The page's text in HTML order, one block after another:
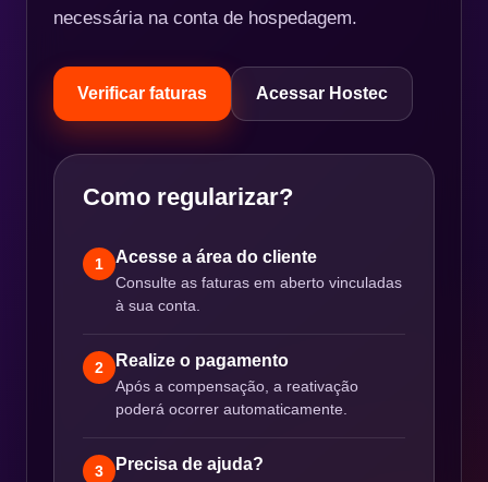
necessária na conta de hospedagem.
Verificar faturas Acessar Hostec
Como regularizar?
1 Acesse a área do cliente
Consulte as faturas em aberto vinculadas
à sua conta.
2 Realize o pagamento
Após a compensação, a reativação
poderá ocorrer automaticamente.
3 Precisa de ajuda?